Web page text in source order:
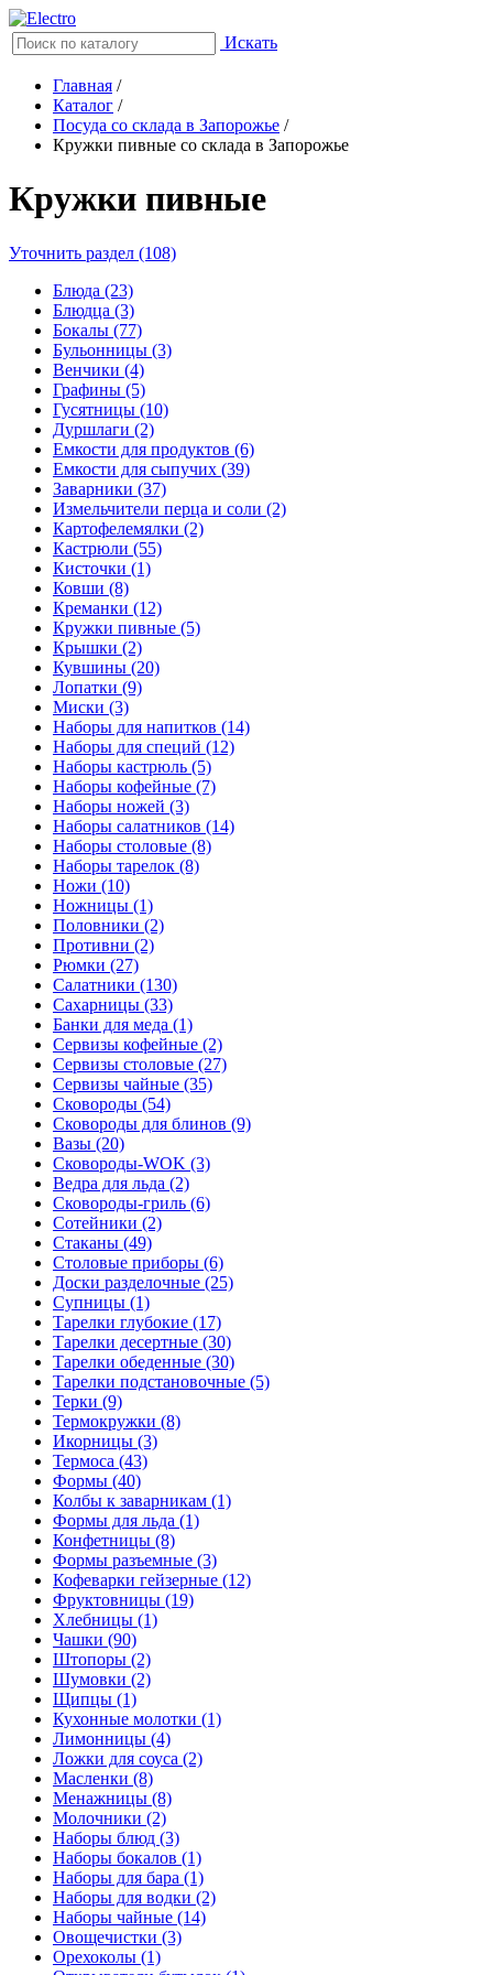
Искать
Главная /
Каталог /
Посуда со склада в Запорожье /
Кружки пивные со склада в Запорожье
Кружки пивные
Уточнить раздел (108)
Блюда (23)
Блюдца (3)
Бокалы (77)
Бульонницы (3)
Венчики (4)
Графины (5)
Гусятницы (10)
Дуршлаги (2)
Емкости для продуктов (6)
Емкости для сыпучих (39)
Заварники (37)
Измельчители перца и соли (2)
Картофелемялки (2)
Кастрюли (55)
Кисточки (1)
Ковши (8)
Креманки (12)
Кружки пивные (5)
Крышки (2)
Кувшины (20)
Лопатки (9)
Миски (3)
Наборы для напитков (14)
Наборы для специй (12)
Наборы кастрюль (5)
Наборы кофейные (7)
Наборы ножей (3)
Наборы салатников (14)
Наборы столовые (8)
Наборы тарелок (8)
Ножи (10)
Ножницы (1)
Половники (2)
Противни (2)
Рюмки (27)
Салатники (130)
Сахарницы (33)
Банки для меда (1)
Сервизы кофейные (2)
Сервизы столовые (27)
Сервизы чайные (35)
Сковороды (54)
Сковороды для блинов (9)
Вазы (20)
Сковороды-WOK (3)
Ведра для льда (2)
Сковороды-гриль (6)
Сотейники (2)
Стаканы (49)
Столовые приборы (6)
Доски разделочные (25)
Супницы (1)
Тарелки глубокие (17)
Тарелки десертные (30)
Тарелки обеденные (30)
Тарелки подстановочные (5)
Терки (9)
Термокружки (8)
Икорницы (3)
Термоса (43)
Формы (40)
Колбы к заварникам (1)
Формы для льда (1)
Конфетницы (8)
Формы разъемные (3)
Кофеварки гейзерные (12)
Фруктовницы (19)
Хлебницы (1)
Чашки (90)
Штопоры (2)
Шумовки (2)
Щипцы (1)
Кухонные молотки (1)
Лимонницы (4)
Ложки для соуса (2)
Масленки (8)
Менажницы (8)
Молочники (2)
Наборы блюд (3)
Наборы бокалов (1)
Наборы для бара (1)
Наборы для водки (2)
Наборы чайные (14)
Овощечистки (3)
Орехоколы (1)